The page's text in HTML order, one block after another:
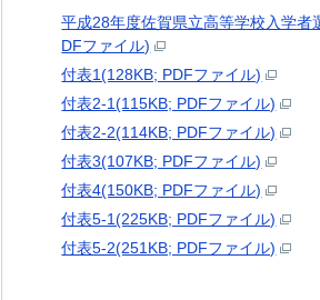
平成28年度佐賀県立高等学校入学者
DFファイル)
付表1(128KB; PDFファイル)
付表2-1(115KB; PDFファイル)
付表2-2(114KB; PDFファイル)
付表3(107KB; PDFファイル)
付表4(150KB; PDFファイル)
付表5-1(225KB; PDFファイル)
付表5-2(251KB; PDFファイル)